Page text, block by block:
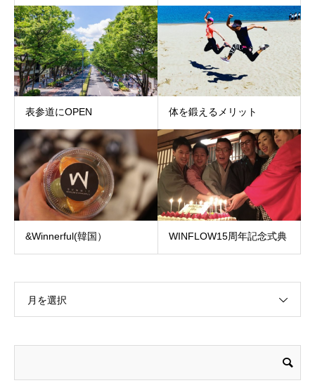
表参道にOPEN 体を鍛えるメリット
&Winnerful(韓国） WINFLOW15周年記念式典
月を選択